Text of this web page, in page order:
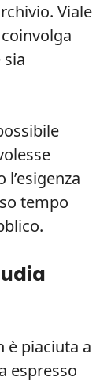
Viale
sia
tempo
è piaciuta a
espresso